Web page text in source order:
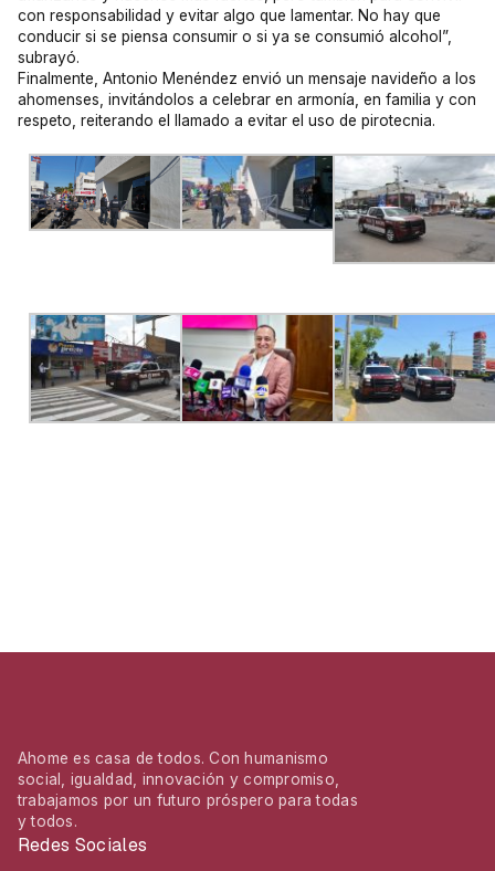
con responsabilidad y evitar algo que lamentar. No hay que
conducir si se piensa consumir o si ya se consumió alcohol”,
subrayó.
Finalmente, Antonio Menéndez envió un mensaje navideño a los
ahomenses, invitándolos a celebrar en armonía, en familia y con
respeto, reiterando el llamado a evitar el uso de pirotecnia.
Ahome es casa de todos. Con humanismo
social, igualdad, innovación y compromiso,
trabajamos por un futuro próspero para todas
y todos.
Redes Sociales